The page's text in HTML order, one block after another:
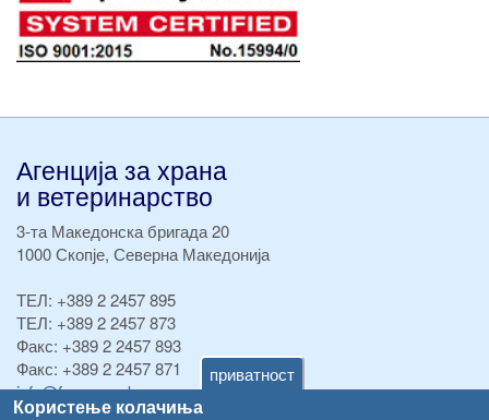
приватност
Користење колачиња
Агенција за храна
и ветеринарство
3-та Македонска бригада 20
1000 Скопје, Северна Македонија
ТЕЛ: +389 2 2457 895
ТЕЛ: +389 2 2457 873
Факс: +389 2 2457 893
Факс: +389 2 2457 871
info@fva.gov.mk